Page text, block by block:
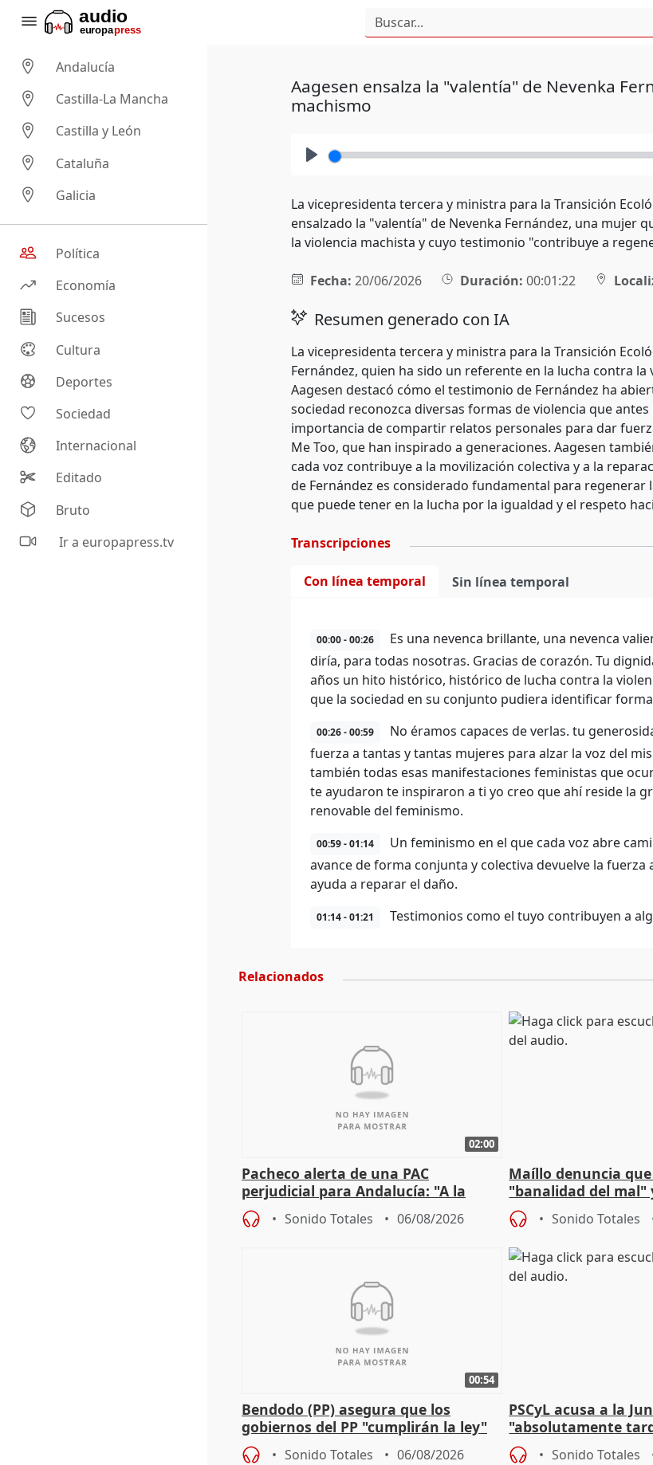
Andalucía
Castilla-La Mancha
Castilla y León
Cataluña
Galicia
Política
Economía
Sucesos
Cultura
Deportes
Sociedad
Internacional
Editado
Bruto
Ir a europapress.tv
Aagesen ensalza la "valentía" de Nevenka
machismo
La vicepresidenta tercera y ministra para la Transición
ensalzado la "valentía" de Nevenka Fernández, una mujer
la violencia machista y cuyo testimonio "contribuye a
Fecha: 20/06/2026 Duración: 00:01:22
Resumen generado con IA
La vicepresidenta tercera y ministra para la Transición
Fernández, quien ha sido un referente en la lucha contra
Aagesen destacó cómo el testimonio de Fernández ha
sociedad reconozca diversas formas de violencia que
importancia de compartir relatos personales para dar
Me Too, que han inspirado a generaciones. Aagesen
cada voz contribuye a la movilización colectiva y a la
de Fernández es considerado fundamental para
que puede tener en la lucha por la igualdad y el respeto
Transcripciones
Con línea temporal Sin línea temporal
00:00 - 00:26
Es una nevenca brillante, una nevenca
diría, para todas nosotras. Gracias de corazón. Tu
años un hito histórico, histórico de lucha contra la
que la sociedad en su conjunto pudiera identificar
00:26 - 00:59
No éramos capaces de verlas. tu
fuerza a tantas y tantas mujeres para alzar la voz del
también todas esas manifestaciones feministas que
te ayudaron te inspiraron a ti yo creo que ahí reside la
renovable del feminismo.
00:59 - 01:14
Un feminismo en el que cada voz abre
avance de forma conjunta y colectiva devuelve la
ayuda a reparar el daño.
01:14 - 01:21 Testimonios como el tuyo contribuyen a
Relacionados
02:00
Pacheco alerta de una PAC
perjudicial para Andalucía: "A la
agricultura hay que protegerla"
Sonido Totales 06/08/2026
Maíllo denuncia que
"banalidad del mal"
asume todas sus
Sonido Totales
00:54
Bendodo (PP) asegura que los
gobiernos del PP "cumplirán la ley"
sobre los menores migrantes
Sonido Totales 06/08/2026
PSCyL acusa a la
"absolutamente
problemas como
Sonido Totales